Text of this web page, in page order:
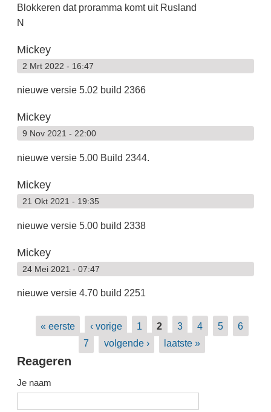
Blokkeren dat proramma komt uit Rusland
N
Mickey
2 Mrt 2022 - 16:47
nieuwe versie 5.02 build 2366
Mickey
9 Nov 2021 - 22:00
nieuwe versie 5.00 Build 2344.
Mickey
21 Okt 2021 - 19:35
nieuwe versie 5.00 build 2338
Mickey
24 Mei 2021 - 07:47
nieuwe versie 4.70 build 2251
Pagina's
« eerste ‹ vorige 1 2 3 4 5
6
7
volgende › laatste »
Reageren
Je naam